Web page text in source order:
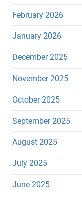
February 2026
January 2026
December 2025
November 2025
October 2025
September 2025
August 2025
July 2025
June 2025